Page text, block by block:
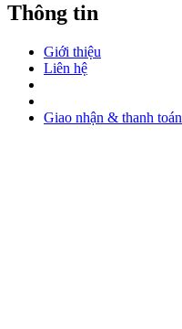
Thông tin
Giới thiệu
Liên hệ
Giao nhận & thanh toán